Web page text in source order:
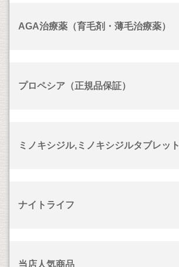
AGA治療薬（育毛剤・薄毛治療薬）
プロペシア（正規品保証）
ミノキシジル,ミノキシジルタブレット
ナイトライフ
当店人気商品